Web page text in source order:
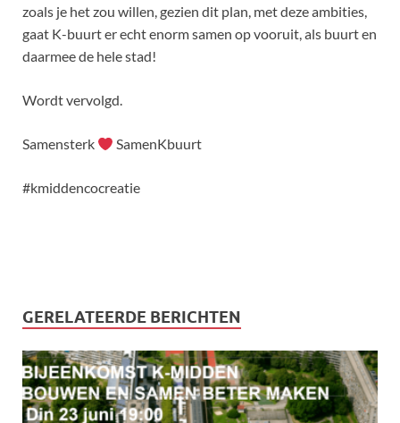
zoals je het zou willen, gezien dit plan, met deze ambities,
gaat K-buurt er echt enorm samen op vooruit, als buurt en
daarmee de hele stad!
Wordt vervolgd.
Samensterk SamenKbuurt
#kmiddencocreatie
GERELATEERDE BERICHTEN